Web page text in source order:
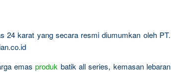
24 karat yang secara resmi diumumkan oleh PT.
emasproduk batik all series, kemasan lebaran